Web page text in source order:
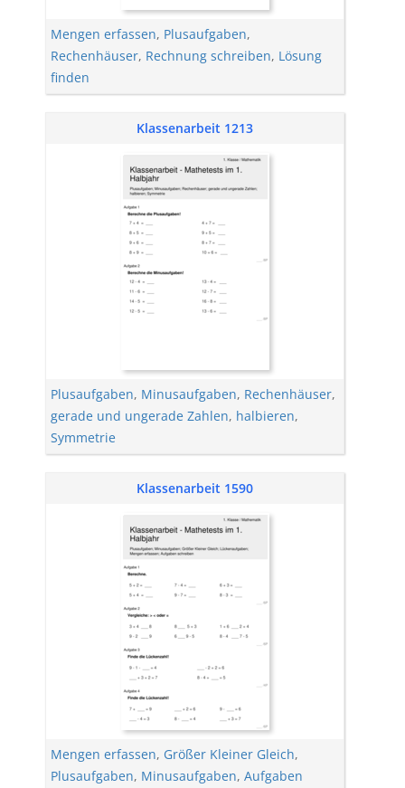
Mengen erfassen, Plusaufgaben,
Rechenhäuser, Rechnung schreiben, Lösung
finden
Klassenarbeit 1213
Plusaufgaben, Minusaufgaben, Rechenhäuser,
gerade und ungerade Zahlen, halbieren,
Symmetrie
Klassenarbeit 1590
Mengen erfassen, Größer Kleiner Gleich,
Plusaufgaben, Minusaufgaben, Aufgaben